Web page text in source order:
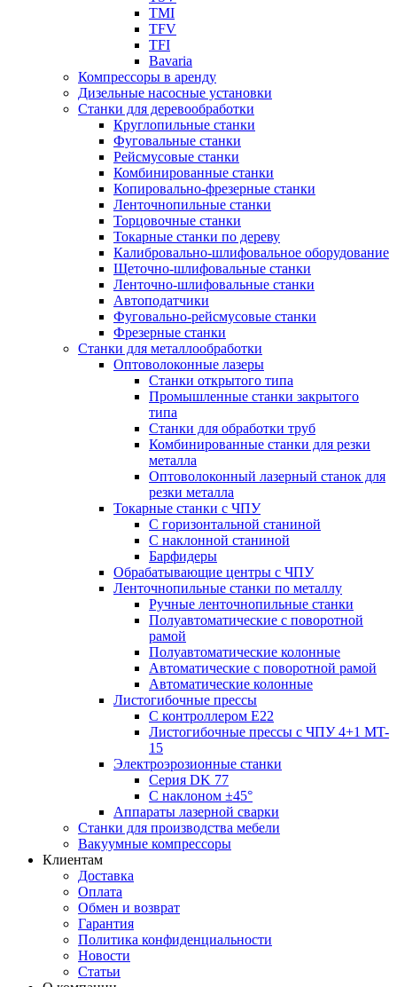
TMI
TFV
TFI
Bavaria
Компрессоры в аренду
Дизельные насосные установки
Станки для деревообработки
Круглопильные станки
Фуговальные станки
Рейсмусовые станки
Комбинированные станки
Копировально-фрезерные станки
Ленточнопильные станки
Торцовочные станки
Токарные станки по дереву
Калибровально-шлифовальное оборудование
Щеточно-шлифовальные станки
Ленточно-шлифовальные станки
Автоподатчики
Фуговально-рейсмусовые станки
Фрезерные станки
Станки для металлообработки
Оптоволоконные лазеры
Станки открытого типа
Промышленные станки закрытого
типа
Станки для обработки труб
Комбинированные станки для резки
металла
Оптоволоконный лазерный станок для
резки металла
Токарные станки с ЧПУ
С горизонтальной станиной
С наклонной станиной
Барфидеры
Обрабатывающие центры с ЧПУ
Ленточнопильные станки по металлу
Ручные ленточнопильные станки
Полуавтоматические с поворотной
рамой
Полуавтоматические колонные
Автоматические с поворотной рамой
Автоматические колонные
Листогибочные прессы
С контроллером E22
Листогибочные прессы с ЧПУ 4+1 MT-
15
Электроэрозионные станки
Серия DK 77
С наклоном ±45°
Аппараты лазерной сварки
Станки для производства мебели
Вакуумные компрессоры
Клиентам
Доставка
Оплата
Обмен и возврат
Гарантия
Политика конфиденциальности
Новости
Статьи